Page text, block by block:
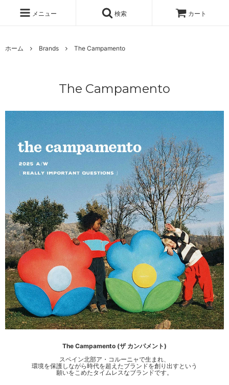
メニュー 検索 カート
ホーム Brands The Campamento
The Campamento
The Campamento (ザ カンパメント)
スペイン北部ア・コルーニャで生まれ、
環境を保護しながら時代を超えたブランドを創り出すという
願いをこめたタイムレスなブランドです。